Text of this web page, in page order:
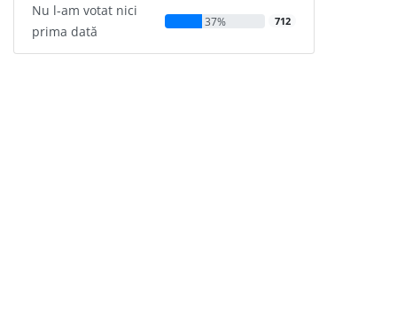
Nu l-am votat nici
prima dată
37% 712